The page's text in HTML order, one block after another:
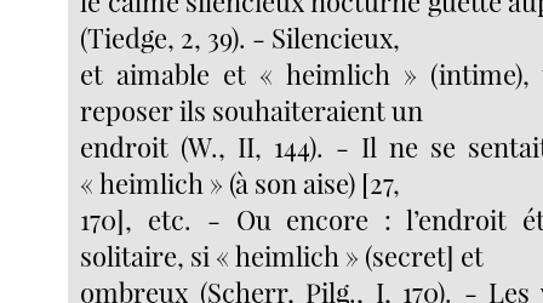
(Tiedge, 2, 39). - Silencieux,
et aimable et « heimlich »
reposer ils souhaiteraient un
endroit (W., II, 144). - Il ne se
« heimlich » (à son aise) [27,
170], etc. - Ou encore : l’endroit
solitaire, si « heimlich » (secret] et
ombreux (Scherr, Pilg., I, 170). - Les